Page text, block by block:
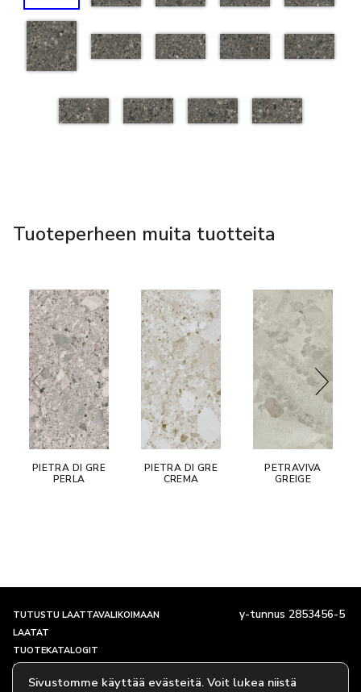
Tuoteperheen muita tuotteita
PIETRA DI GRE
PERLA
PIETRA DI GRE
CREMA
PETRAVIVA
GREIGE
TUTUSTU LAATTAVALIKOIMAAN
LAATAT
TUOTEKATALOGIT
SHOWROOM JA YHTEYSTIEDOT
TARINAMME
y-tunnus 2853456-5
Sivustomme käyttää evästeitä. Voit lukea niistä